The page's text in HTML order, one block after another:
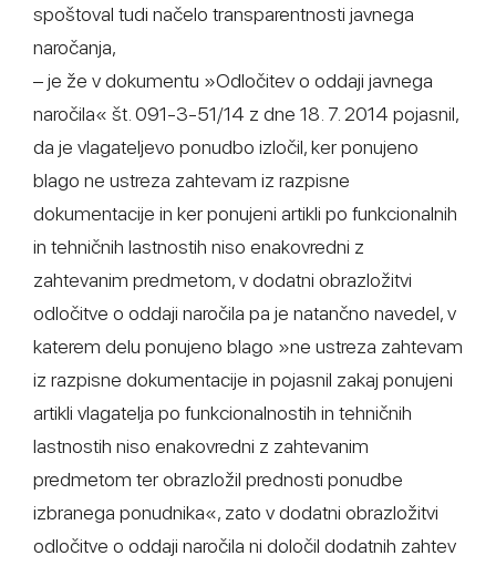
spoštoval tudi načelo transparentnosti javnega
naročanja,
– je že v dokumentu »Odločitev o oddaji javnega
naročila« št. 091-3-51/14 z dne 18. 7. 2014 pojasnil,
da je vlagateljevo ponudbo izločil, ker ponujeno
blago ne ustreza zahtevam iz razpisne
dokumentacije in ker ponujeni artikli po funkcionalnih
in tehničnih lastnostih niso enakovredni z
zahtevanim predmetom, v dodatni obrazložitvi
odločitve o oddaji naročila pa je natančno navedel, v
katerem delu ponujeno blago »ne ustreza zahtevam
iz razpisne dokumentacije in pojasnil zakaj ponujeni
artikli vlagatelja po funkcionalnostih in tehničnih
lastnostih niso enakovredni z zahtevanim
predmetom ter obrazložil prednosti ponudbe
izbranega ponudnika«, zato v dodatni obrazložitvi
odločitve o oddaji naročila ni določil dodatnih zahtev